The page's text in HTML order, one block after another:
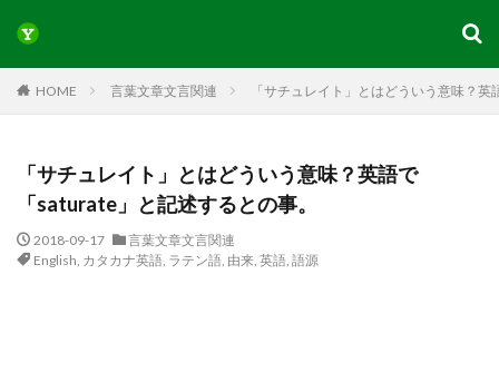
HOME 言葉文章文言関連 「サチュレイト」とはどういう意味？
「サチュレイト」とはどういう意味？英語で
「saturate」と記述するとの事。
2018-09-17
言葉文章文言関連
English, カタカナ英語, ラテン語, 由来, 英語, 語源